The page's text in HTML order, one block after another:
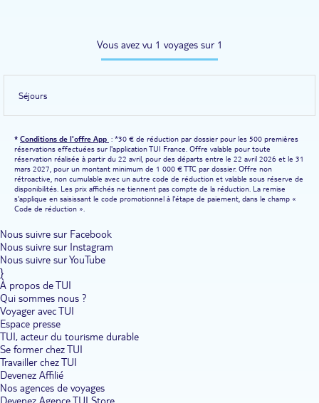
Vous avez vu 1 voyages sur 1
Séjours
* Conditions de l'offre App : *30 € de réduction par dossier pour les 500 premières
réservations effectuées sur l'application TUI France. Offre valable pour toute
réservation réalisée à partir du 22 avril, pour des départs entre le 22 avril 2026 et le 31
mars 2027, pour un montant minimum de 1 000 € TTC par dossier. Offre non
rétroactive, non cumulable avec un autre code de réduction et valable sous réserve de
disponibilités. Les prix affichés ne tiennent pas compte de la réduction. La remise
s'applique en saisissant le code promotionnel à l'étape de paiement, dans le champ «
Code de réduction ».
Nous suivre sur Facebook
Nous suivre sur Instagram
Nous suivre sur YouTube
}
À propos de TUI
Qui sommes nous ?
Voyager avec TUI
Espace presse
TUI, acteur du tourisme durable
Se former chez TUI
Travailler chez TUI
Devenez Affilié
Nos agences de voyages